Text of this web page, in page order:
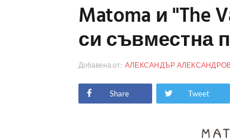
Matoma и "The
си съвместна
Добавена от: АЛЕКСАНДЪР
Share Tweet